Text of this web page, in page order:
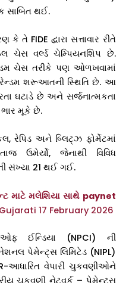
સાબિત થઈ.
તે FIDE દ્વારા સત્તાવાર રીતે
ચેસ વર્લ્ડ ચેમ્પિયનશિપ છે.
ચેસ તરીકે પણ ઓળખવામાં
શરૂઆતની સ્થિતિ છે. આ
ઘટાડે છે અને સર્જનાત્મકતા
મૂકે છે.
રેપિડ અને બ્લિટ્ઝ ફોર્મેટમાં
ઉમેર્યો, જેનાથી વિવિધ
સંખ્યા 21 થઈ ગઈ.
માટે મલેશિયા સાથે paynet
17 February 2026
ઈન્ડિયા (NPCI) ની
પેમેન્ટ્સ લિમિટેડ (NIPL)
વેપારી ચુકવણીઓને
ચુકવણી નેટવર્ક – પેમેન્ટ્સ